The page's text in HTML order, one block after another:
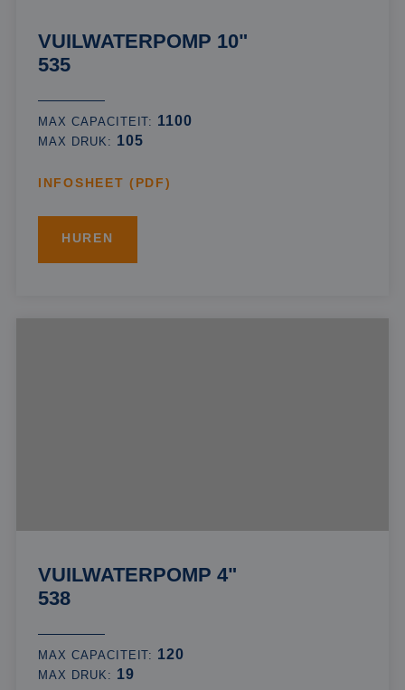
VUILWATERPOMP 10"
535
MAX CAPACITEIT: 1100
MAX DRUK: 105
INFOSHEET (PDF)
HUREN
VUILWATERPOMP 4"
538
MAX CAPACITEIT: 120
MAX DRUK: 19